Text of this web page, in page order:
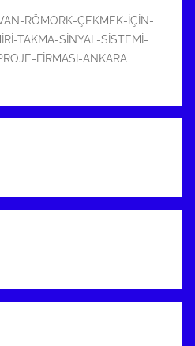
RÖMORK-ÇEKMEK-İÇİN-
TAKMA-SİNYAL-SİSTEMİ-
FİRMASI-ANKARA